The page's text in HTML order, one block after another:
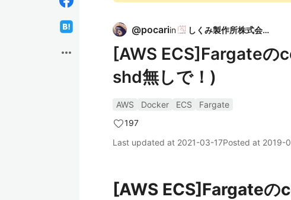
more_horiz
@pocariin しくみ製作所株式会社
[AWS ECS]Fargateの
shd無しで！)
AWS Docker ECS
Fargate
197
Last updated at 2021-03-17Posted at 2019-
[AWS ECS]Fargate